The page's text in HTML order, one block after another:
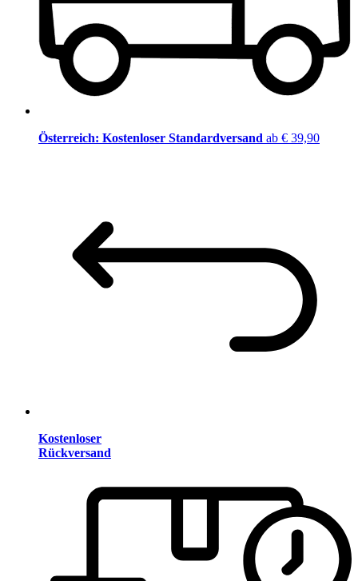
Österreich: Kostenloser Standardversand ab € 39,90
Kostenloser
Rückversand